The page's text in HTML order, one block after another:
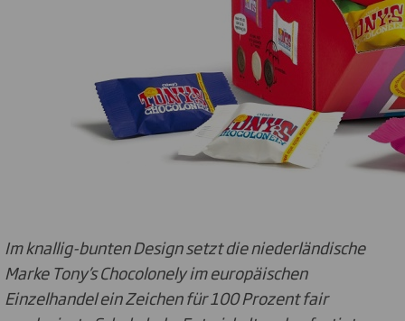
Im knallig-bunten Design setzt die niederländische
Marke Tony’s Chocolonely im europäischen
Einzelhandel ein Zeichen für 100 Prozent fair